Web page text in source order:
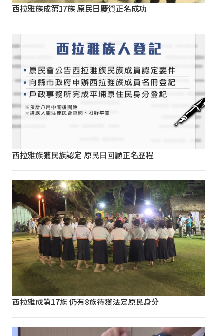
西拉雅族成第17族 原民日慶賀正名成功
西拉雅族獲民族認定 原民日回顧正名歷程
西拉雅成第17族 仍有8族待獲法定原民身分